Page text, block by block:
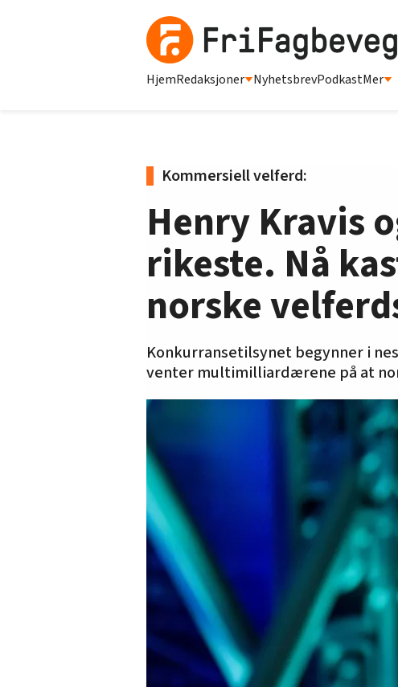
HjemRedaksjoner NyhetsbrevPodkastMer
Kommersiell velferd:
Henry Kravis
rikeste. Nå
norske
Konkurransetilsynet begynner i
venter multimilliardærene på at